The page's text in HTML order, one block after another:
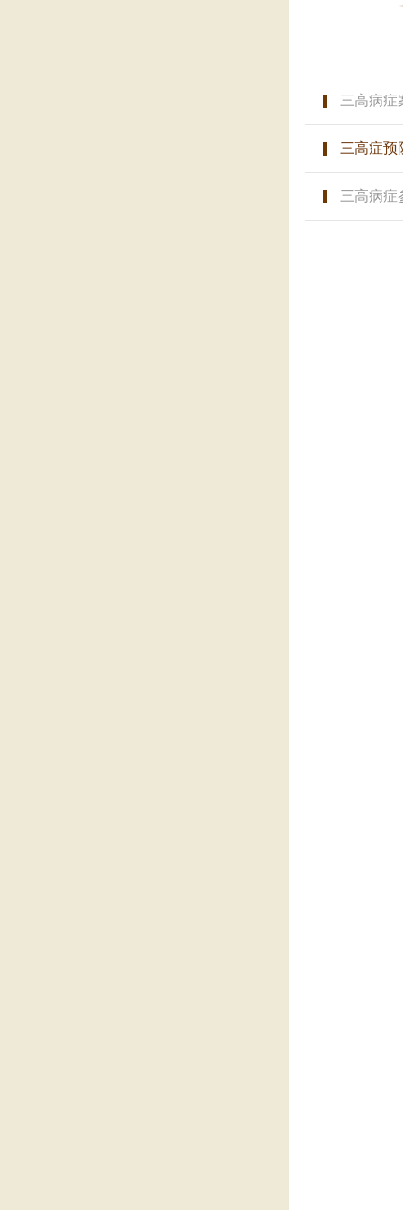
三高病症
三高症预
三高病症